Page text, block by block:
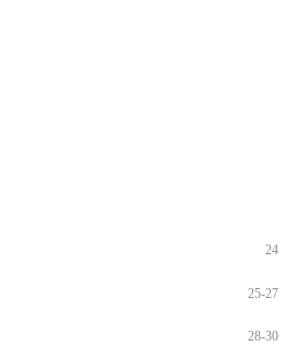
24
25-27
28-30